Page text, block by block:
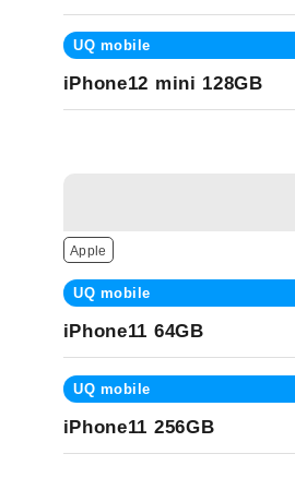
UQ mobile
iPhone12 mini 128GB
Apple
UQ mobile
iPhone11 64GB
UQ mobile
iPhone11 256GB